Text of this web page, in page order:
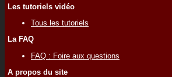
Les tutoriels vidéo
Tous les tutoriels
La FAQ
FAQ : Foire aux questions
A propos du site